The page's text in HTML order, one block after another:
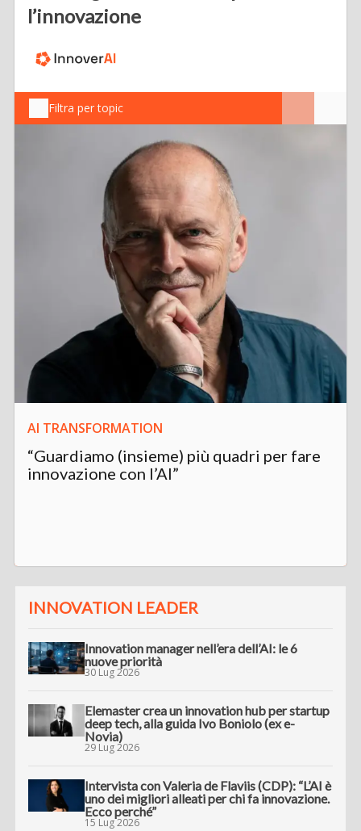
l’innovazione
Filtra per topic
AI TRANSFORMATION
“Guardiamo (insieme) più quadri per fare
innovazione con l’AI”
INNOVATION LEADER
Innovation manager nell’era dell’AI: le 6
nuove priorità
30 Lug 2026
Elemaster crea un innovation hub per startup
deep tech, alla guida Ivo Boniolo (ex e-
Novia)
29 Lug 2026
Intervista con Valeria de Flaviis (CDP): “L’AI è
uno dei migliori alleati per chi fa innovazione.
Ecco perché”
15 Lug 2026